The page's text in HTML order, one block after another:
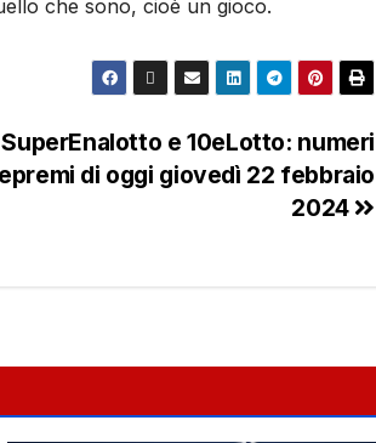
che sono, cioè un gioco.
e 10eLotto: numeri
di oggi giovedì 22 febbraio
2024